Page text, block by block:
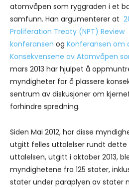
atomvåpen som ryggraden i et
samfunn. Han argumenterer at
Proliferation Treaty (NPT) Review
konferansen og Konferansen
Konsekvensene av Atomvåpen
mars 2013 har hjulpet å
myndigheter for å plassere
sentrum av diskusjoner om
forhindre spredning.
Siden Mai 2012, har disse
utgitt felles uttalelser rundt dette
uttalelsen, utgitt i oktober 2013,
myndighetene fra 125 stater,
stater under paraplyen av stater